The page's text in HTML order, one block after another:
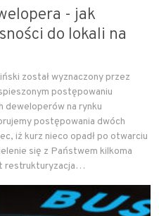
- jak
do lokali na
został wyznaczony przez
postępowaniu
deweloperów na rynku
postępowania dwóch
iż kurz nieco opadł po otwarciu
się z Państwem kilkoma
restrukturyzacja…